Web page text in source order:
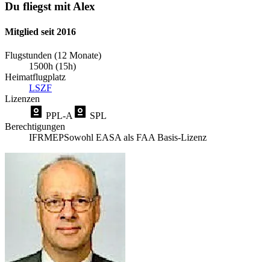
Du fliegst mit Alex
Mitglied seit 2016
Flugstunden (12 Monate)
1500h (15h)
Heimatflugplatz
LSZF
Lizenzen
PPL-A
SPL
Berechtigungen
IFRMEPSowohl EASA als FAA Basis-Lizenz